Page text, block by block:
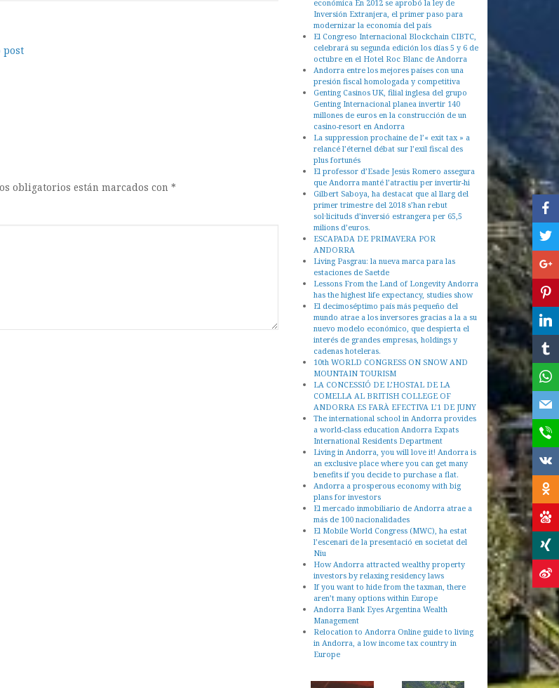
post
obligatorios están marcados con *
económica En 2012 se aprobó la ley de
Inversión Extranjera, el primer paso para
modernizar la economía del país
El Congreso Internacional Blockchain CIBTC,
celebrará su segunda edición los días 5 y 6 de
octubre en el Hotel Roc Blanc de Andorra
Andorra entre los mejores países con una
presión fiscal homologada y competitiva
Genting Casinos UK, filial inglesa del grupo
Genting Internacional planea invertir 140
millones de euros en la construcción de un
casino-resort en Andorra
La suppression prochaine de l’« exit tax » a
relancé l’éternel débat sur l’exil fiscal des
plus fortunés
El professor d’Esade Jesús Romero assegura
que Andorra manté l’atractiu per invertir-hi
Gilbert Saboya, ha destacat que al llarg del
primer trimestre del 2018 s’han rebut
sol·licituds d’inversió estrangera per 65,5
milions d’euros.
ESCAPADA DE PRIMAVERA POR
ANDORRA
Living Pasgrau: la nueva marca para las
estaciones de Saetde
Lessons From the Land of Longevity Andorra
has the highest life expectancy, studies show
El decimoséptimo país más pequeño del
mundo atrae a los inversores gracias a la a su
nuevo modelo económico, que despierta el
interés de grandes empresas, holdings y
cadenas hoteleras.
10th WORLD CONGRESS ON SNOW AND
MOUNTAIN TOURISM
LA CONCESSIÓ DE L’HOSTAL DE LA
COMELLA AL BRITISH COLLEGE OF
ANDORRA ES FARÀ EFECTIVA L’1 DE JUNY
The international school in Andorra provides
a world-class education Andorra Expats
International Residents Department
Living in Andorra, you will love it! Andorra is
an exclusive place where you can get many
benefits if you decide to purchase a flat.
Andorra a prosperous economy with big
plans for investors
El mercado inmobiliario de Andorra atrae a
más de 100 nacionalidades
El Mobile World Congress (MWC), ha estat
l’escenari de la presentació en societat del
Niu
How Andorra attracted wealthy property
investors by relaxing residency laws
If you want to hide from the taxman, there
aren’t many options within Europe
Andorra Bank Eyes Argentina Wealth
Management
Relocation to Andorra Online guide to living
in Andorra, a low income tax country in
Europe